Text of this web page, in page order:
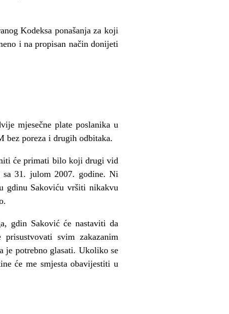
Kodeksa ponašanja za koji
i na propisan način donijeti
mjesečne plate poslanika u
bez poreza i drugih odbitaka.
će primati bilo koji drugi vid
sa 31. julom 2007. godine. Ni
gdinu Sakoviću vršiti nikakvu
Saković će nastaviti da
svim zakazanim
je potrebno glasati. Ukoliko se
će me smjesta obavijestiti u